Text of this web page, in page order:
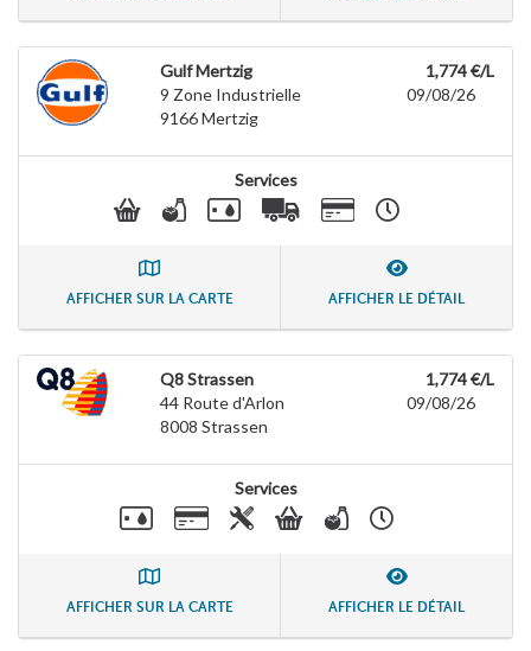
Gulf Mertzig
9 Zone Industrielle
9166Mertzig
1,774 €/L
09/08/26
Services
AFFICHER SUR LA CARTE AFFICHER LE DÉTAIL
Q8 Strassen
44 Route d'Arlon
8008 Strassen
1,774 €/L
09/08/26
Services
AFFICHER SUR LA CARTE AFFICHER LE DÉTAIL